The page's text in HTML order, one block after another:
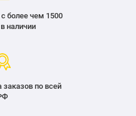
более чем 1500
наличии
заказов по всей